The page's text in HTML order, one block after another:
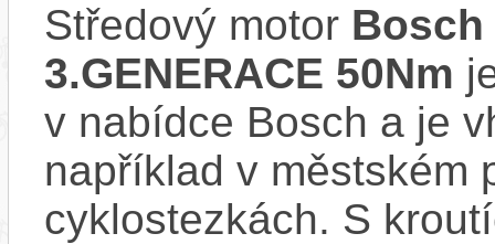
Středový motor Bosch
3.GENERACE 50Nm
v nabídce Bosch a je
například v městském
cyklostezkách. S